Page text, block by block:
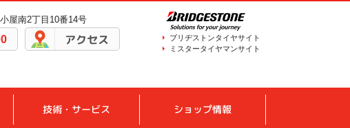
屋南2丁目10番14号
アクセス
ブリヂストンタイヤサイト
ミスタータイヤマンサイト
技術・サービス ショップ情報